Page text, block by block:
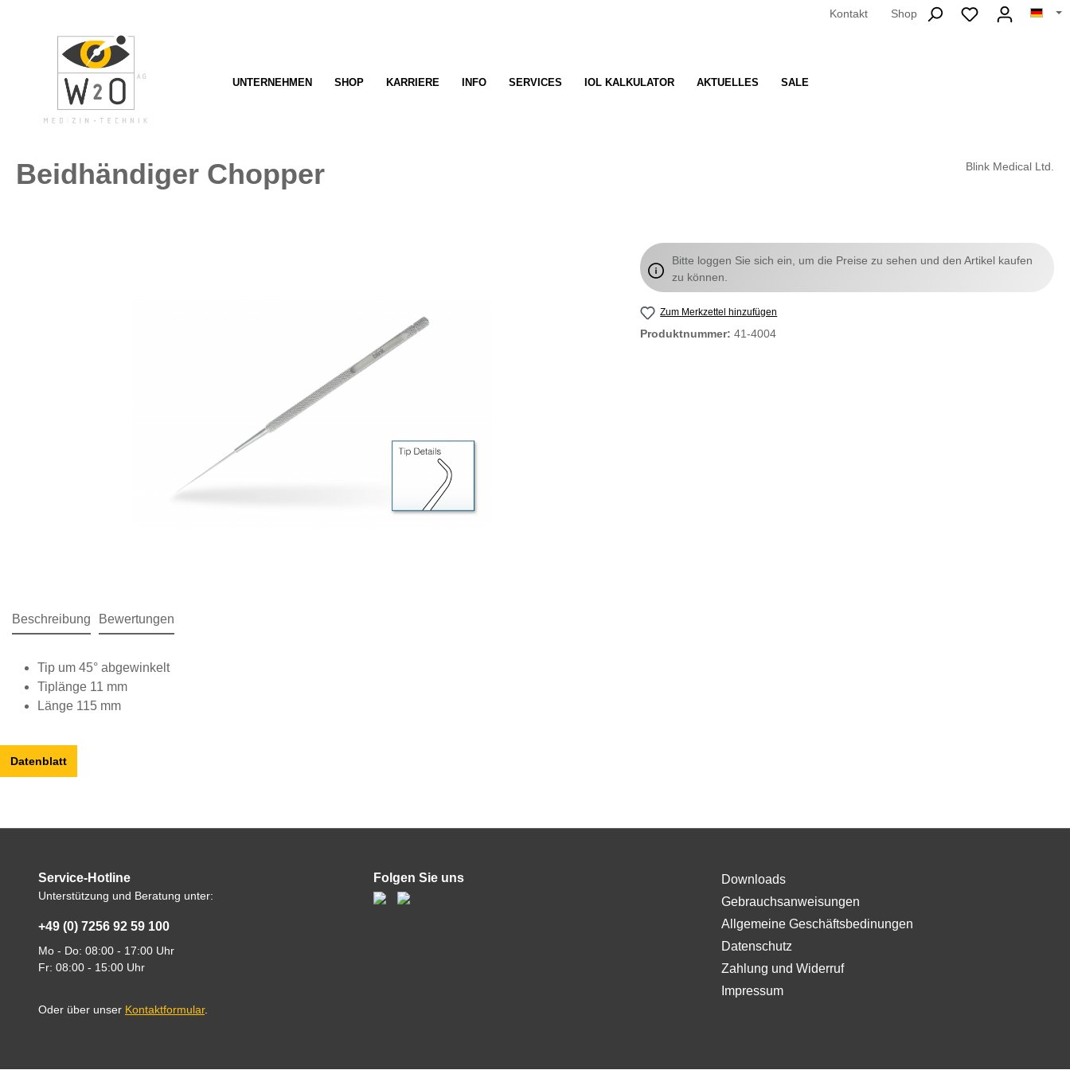
Kontakt Shop
UNTERNEHMEN SHOP KARRIERE INFO SERVICES IOL KALKULATOR AKTUELLES SALE
Beidhändiger Chopper Blink Medical Ltd.
Bitte loggen Sie sich ein, um die Preise zu sehen und den Artikel kaufen
zu können.
Zum Merkzettel hinzufügen
Produktnummer: 41-4004
Beschreibung Bewertungen
Tip um 45° abgewinkelt
Tiplänge 11 mm
Länge 115 mm
Datenblatt
Service-Hotline
Unterstützung und Beratung unter:
+49 (0) 7256 92 59 100
Mo - Do: 08:00 - 17:00 Uhr
Fr: 08:00 - 15:00 Uhr
Oder über unser Kontaktformular.
Folgen Sie uns
Downloads
Gebrauchsanweisungen
Allgemeine Geschäftsbedinungen
Datenschutz
Zahlung und Widerruf
Impressum